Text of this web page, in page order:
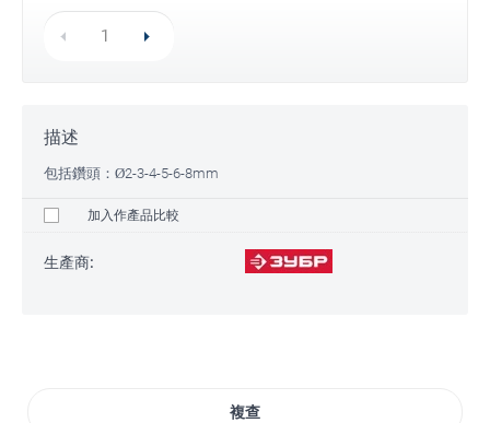
描述
包括鑽頭：Ø2-3-4-5-6-8mm
加入作產品比較
生產商:
複查